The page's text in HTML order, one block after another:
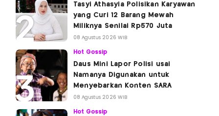
Tasyi Athasyia Polisikan Karyawan
yang Curi 12 Barang Mewah
Miliknya Senilai Rp570 Juta
08 Agustus 2026 WIB
Hot Gossip
Daus Mini Lapor Polisi usai
Namanya Digunakan untuk
Menyebarkan Konten SARA
08 Agustus 2026 WIB
Hot Gossip